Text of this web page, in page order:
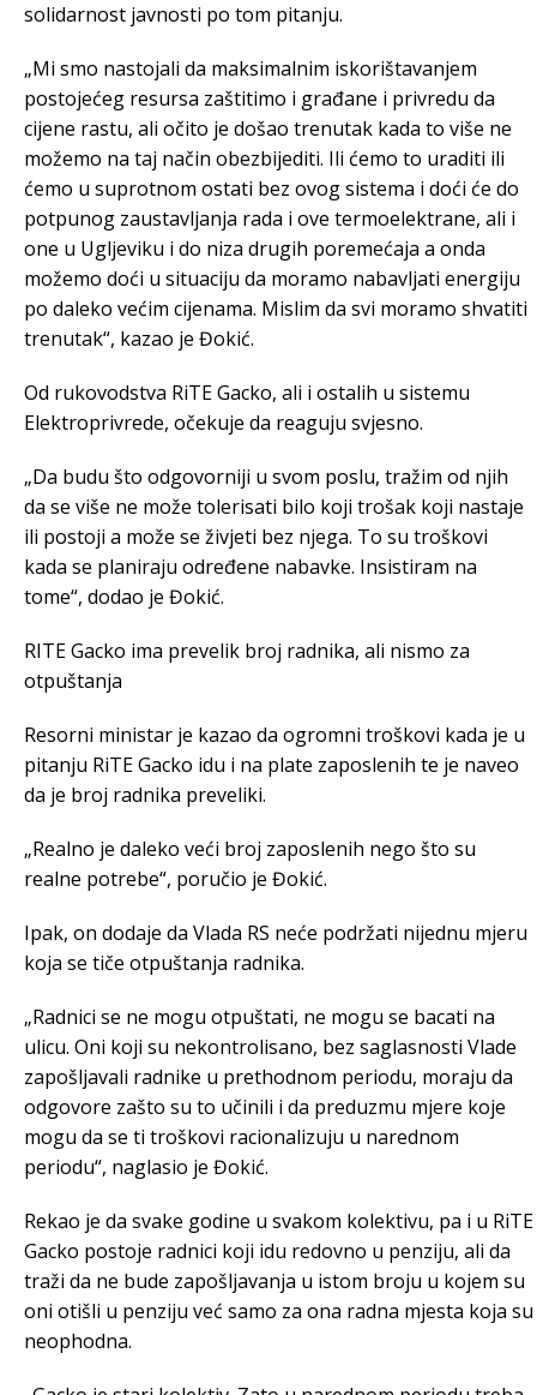
solidarnost javnosti po tom pitanju.
„Mi smo nastojali da maksimalnim iskorištavanjem
postojećeg resursa zaštitimo i građane i privredu da
cijene rastu, ali očito je došao trenutak kada to više ne
možemo na taj način obezbijediti. Ili ćemo to uraditi ili
ćemo u suprotnom ostati bez ovog sistema i doći će do
potpunog zaustavljanja rada i ove termoelektrane, ali i
one u Ugljeviku i do niza drugih poremećaja a onda
možemo doći u situaciju da moramo nabavljati energiju
po daleko većim cijenama. Mislim da svi moramo shvatiti
trenutak“, kazao je Đokić.
Od rukovodstva RiTE Gacko, ali i ostalih u sistemu
Elektroprivrede, očekuje da reaguju svjesno.
„Da budu što odgovorniji u svom poslu, tražim od njih
da se više ne može tolerisati bilo koji trošak koji nastaje
ili postoji a može se živjeti bez njega. To su troškovi
kada se planiraju određene nabavke. Insistiram na
tome“, dodao je Đokić.
RITE Gacko ima prevelik broj radnika, ali nismo za
otpuštanja
Resorni ministar je kazao da ogromni troškovi kada je u
pitanju RiTE Gacko idu i na plate zaposlenih te je naveo
da je broj radnika preveliki.
„Realno je daleko veći broj zaposlenih nego što su
realne potrebe“, poručio je Đokić.
Ipak, on dodaje da Vlada RS neće podržati nijednu mjeru
koja se tiče otpuštanja radnika.
„Radnici se ne mogu otpuštati, ne mogu se bacati na
ulicu. Oni koji su nekontrolisano, bez saglasnosti Vlade
zapošljavali radnike u prethodnom periodu, moraju da
odgovore zašto su to učinili i da preduzmu mjere koje
mogu da se ti troškovi racionalizuju u narednom
periodu“, naglasio je Đokić.
Rekao je da svake godine u svakom kolektivu, pa i u RiTE
Gacko postoje radnici koji idu redovno u penziju, ali da
traži da ne bude zapošljavanja u istom broju u kojem su
oni otišli u penziju već samo za ona radna mjesta koja su
neophodna.